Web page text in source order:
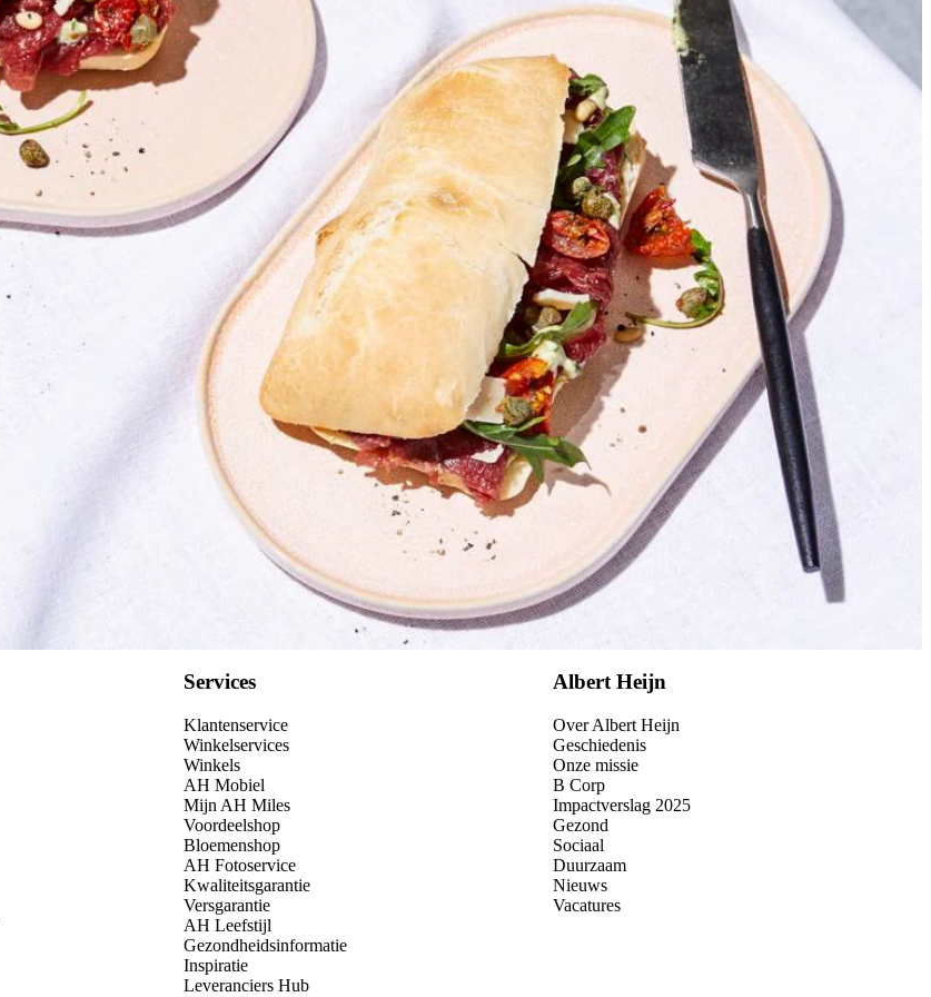
Kies producten
Services
Klantenservice
Winkelservices
Winkels
AH Mobiel
Mijn AH Miles
Voordeelshop
Bloemenshop
AH Fotoservice
Kwaliteitsgarantie
Versgarantie
AH Leefstijl
Gezondheidsinformatie
Inspiratie
Leveranciers Hub
Albert Heijn
Over Albert Heijn
Geschiedenis
Onze missie
B Corp
Impactverslag 2025
Gezond
Sociaal
Duurzaam
Nieuws
Vacatures